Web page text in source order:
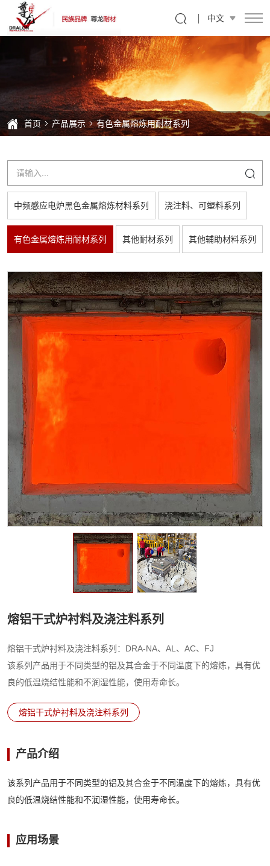
中文
铝
炉
衬
料
浇
注
料
系
列
首页 产品展示 有色金属熔炼用耐材系列
中频感应电炉黑色金属熔炼材料系列 浇注料、可塑料系列
有色金属熔炼用耐材系列 其他耐材系列 其他辅助材料系列
熔铝干式炉衬料及浇注料系列
熔铝干式炉衬料及浇注料系列：DRA-NA、AL、AC、FJ
该系列产品用于不同类型的铝及其合金于不同温度下的熔炼，具有优
良的低温烧结性能和不润湿性能，使用寿命长。
熔铝干式炉衬料及浇注料系列
产品介绍
该系列产品用于不同类型的铝及其合金于不同温度下的熔炼，具有优
良的低温烧结性能和不润湿性能，使用寿命长。
应用场景